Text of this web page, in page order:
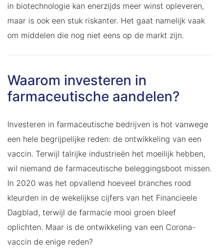
in biotechnologie kan enerzijds meer winst opleveren,
maar is ook een stuk riskanter. Het gaat namelijk vaak
om middelen die nog niet eens op de markt zijn.
Waarom investeren in
farmaceutische aandelen?
Investeren in farmaceutische bedrijven is hot vanwege
een hele begrijpelijke reden: de ontwikkeling van een
vaccin. Terwijl talrijke industrieën het moeilijk hebben,
wil niemand de farmaceutische beleggingsboot missen.
In 2020 was het opvallend hoeveel branches rood
kleurden in de wekelijkse cijfers van het Financieele
Dagblad, terwijl de farmacie mooi groen bleef
oplichten. Maar is de ontwikkeling van een Corona-
vaccin de enige reden?